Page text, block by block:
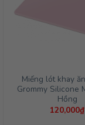
Miếng lót khay
Grommy Silicone
Hồng
120,000₫